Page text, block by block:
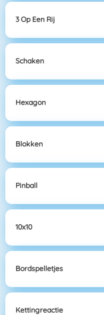
3 Op Een Rij
Schaken
Hexagon
Blokken
Pinball
10x10
Bordspelletjes
Kettingreactie